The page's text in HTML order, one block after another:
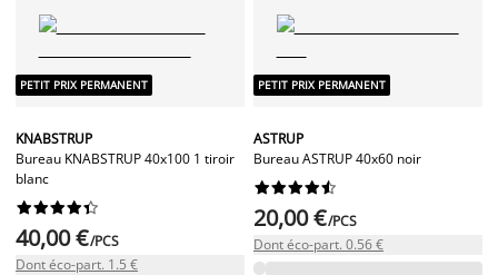
PETIT PRIX PERMANENT
KNABSTRUP
Bureau KNABSTRUP 40x100 1 tiroir
blanc






40,00 €/PCS
Dont éco-part. 1.5 €
PETIT PRIX PERMANENT
ASTRUP
Bureau ASTRUP 40x60 noir






20,00 €/PCS
Dont éco-part. 0.56 €